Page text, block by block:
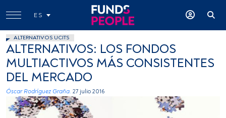
ES
ALTERNATIVOS UCITS
ALTERNATIVOS: LOS FONDOS
MULTIACTIVOS MÁS CONSISTENTES
DEL MERCADO
Óscar Rodríguez Graña. 27 julio 2016